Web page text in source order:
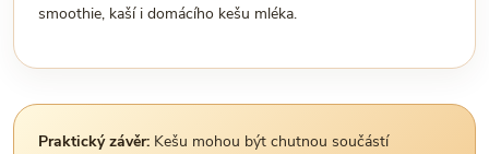
smoothie, kaší i domácího kešu mléka.
Praktický závěr: Kešu mohou být chutnou součástí